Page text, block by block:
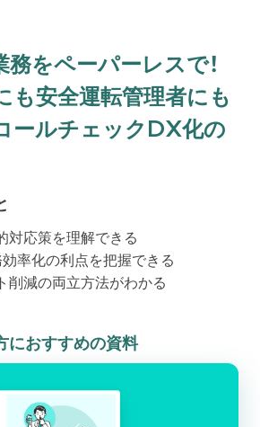
務をペーパーレスで！
も安全運転管理者にも
ールチェックDX化の
対応策を理解できる
率化の利点を把握できる
削減の両立方法がわかる
におすすめの資料